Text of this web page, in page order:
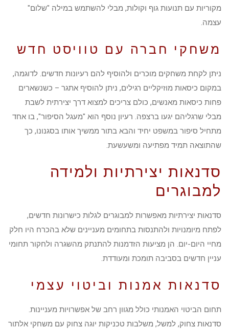
מקוריות עם תנועות גוף וקולות, מבלי להשתמש במילה "שלום"
עצמה.
משחקי חברה עם טוויסט חדש
ניתן לקחת משחקים מוכרים ולהוסיף להם רעיונות חדשים. לדוגמה,
במקום כיסאות מוזיקליים רגילים, ניתן להוסיף אתגר – כשנשארים
פחות כיסאות מאנשים, כולם צריכים למצוא דרך יצירתית לשבת
מבלי שרגליהם יגעו ברצפה. רעיון נוסף הוא "מעגל הסיפור", בו אחד
מתחיל סיפור במשפט יחיד והבא בתור ממשיך אותו בסגנונו, כך
שהתוצאה תמיד מפתיעה ומשעשעת.
סדנאות יצירתיות ולמידה
למבוגרים
סדנאות יצירתיות מאפשרות למבוגרים לגלות כישרונות חדשים,
לפתח מיומנויות ולהתנסות בתחומים מעניינים שלא בהכרח היו חלק
מחיי היום-יום. הן מציעות הזדמנות להתנתק מהשגרה ולחקור תחומי
עניין חדשים בסביבה תומכת ומעודדת.
סדנאות אמנות וביטוי עצמי
תחום הביטוי האמנותי כולל מגוון רחב של אפשרויות מעניינות.
סדנאות צחוק, למשל, משלבות טכניקות יוגה צחוק עם משחקי אלתור